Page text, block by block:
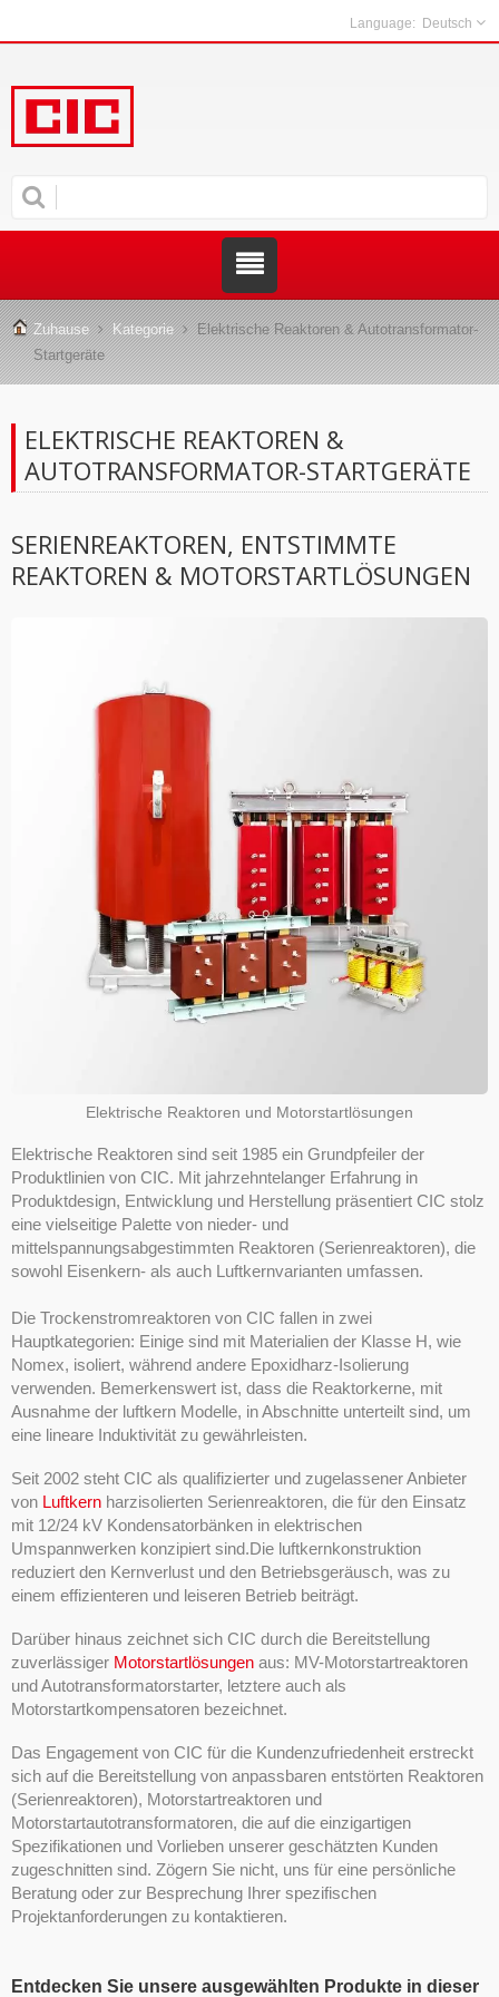
Deutsch
Zuhause Kategorie
Elektrische Reaktoren & Autotransformator-
Startgeräte
ELEKTRISCHE REAKTOREN &
AUTOTRANSFORMATOR-STARTGERÄTE
SERIENREAKTOREN, ENTSTIMMTE
REAKTOREN & MOTORSTARTLÖSUNGEN
Elektrische Reaktoren und Motorstartlösungen
Elektrische Reaktoren sind seit 1985 ein Grundpfeiler der
Produktlinien von CIC. Mit jahrzehntelanger Erfahrung in
Produktdesign, Entwicklung und Herstellung präsentiert CIC stolz
eine vielseitige Palette von nieder- und
mittelspannungsabgestimmten Reaktoren (Serienreaktoren), die
sowohl Eisenkern- als auch Luftkernvarianten umfassen.
Die Trockenstromreaktoren von CIC fallen in zwei
Hauptkategorien: Einige sind mit Materialien der Klasse H, wie
Nomex, isoliert, während andere Epoxidharz-Isolierung
verwenden. Bemerkenswert ist, dass die Reaktorkerne, mit
Ausnahme der luftkern Modelle, in Abschnitte unterteilt sind, um
eine lineare Induktivität zu gewährleisten.
Seit 2002 steht CIC als qualifizierter und zugelassener Anbieter
von Luftkern harzisolierten Serienreaktoren, die für den Einsatz
mit 12/24 kV Kondensatorbänken in elektrischen
Umspannwerken konzipiert sind.Die luftkernkonstruktion
reduziert den Kernverlust und den Betriebsgeräusch, was zu
einem effizienteren und leiseren Betrieb beiträgt.
Darüber hinaus zeichnet sich CIC durch die Bereitstellung
zuverlässiger Motorstartlösungen aus: MV-Motorstartreaktoren
und Autotransformatorstarter, letztere auch als
Motorstartkompensatoren bezeichnet.
Das Engagement von CIC für die Kundenzufriedenheit erstreckt
sich auf die Bereitstellung von anpassbaren entstörten Reaktoren
(Serienreaktoren), Motorstartreaktoren und
Motorstartautotransformatoren, die auf die einzigartigen
Spezifikationen und Vorlieben unserer geschätzten Kunden
zugeschnitten sind. Zögern Sie nicht, uns für eine persönliche
Beratung oder zur Besprechung Ihrer spezifischen
Projektanforderungen zu kontaktieren.
Entdecken Sie unsere ausgewählten Produkte in dieser